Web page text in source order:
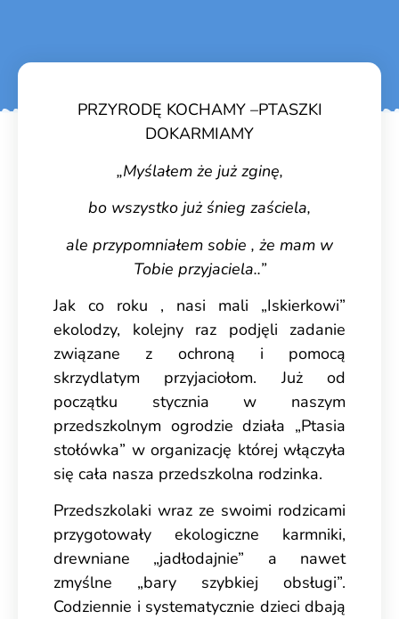
PRZYRODĘ KOCHAMY –PTASZKI
DOKARMIAMY
„Myślałem że już zginę,
bo wszystko już śnieg zaściela,
ale przypomniałem sobie , że mam w
Tobie przyjaciela..”
Jak co roku , nasi mali „Iskierkowi”
ekolodzy, kolejny raz podjęli zadanie
związane z ochroną i pomocą
skrzydlatym przyjaciołom. Już od
początku stycznia w naszym
przedszkolnym ogrodzie działa „Ptasia
stołówka” w organizację której włączyła
się cała nasza przedszkolna rodzinka.
Przedszkolaki wraz ze swoimi rodzicami
przygotowały ekologiczne karmniki,
drewniane „jadłodajnie” a nawet
zmyślne „bary szybkiej obsługi”.
Codziennie i systematycznie dzieci dbają